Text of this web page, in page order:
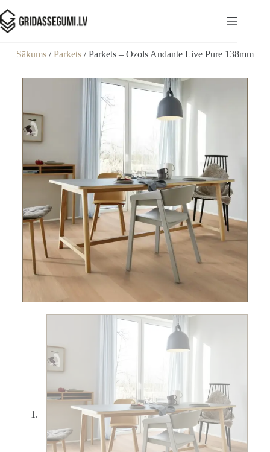
Sākums/Parkets/ Parkets – Ozols Andante Live Pure 138mm